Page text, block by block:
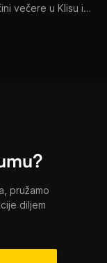
večere u Klisu i
pružamo
diljem